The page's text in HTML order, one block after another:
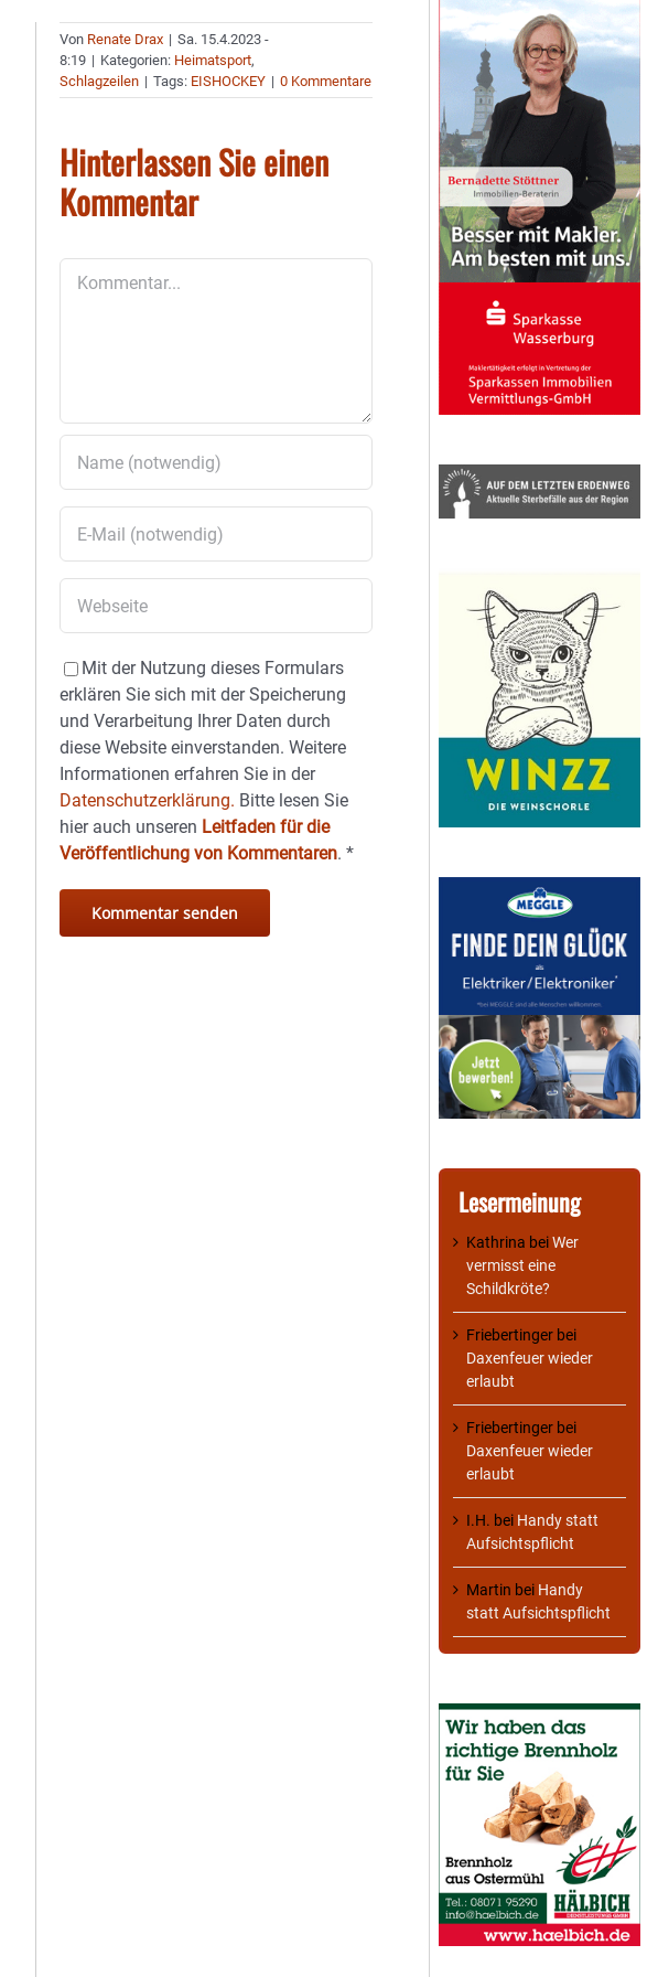
Von Renate Drax | Sa. 15.4.2023 -
8:19 | Kategorien: Heimatsport,
Schlagzeilen | Tags: EISHOCKEY | 0 Kommentare
Hinterlassen Sie einen
Kommentar
Mit der Nutzung dieses Formulars
erklären Sie sich mit der Speicherung
und Verarbeitung Ihrer Daten durch
diese Website einverstanden. Weitere
Informationen erfahren Sie in der
Datenschutzerklärung. Bitte lesen Sie
hier auch unseren Leitfaden für die
Veröffentlichung von Kommentaren.*
Lesermeinung
Kathrina beiWer
vermisst eine
Schildkröte?
Friebertinger bei
Daxenfeuer wieder
erlaubt
Friebertinger bei
Daxenfeuer wieder
erlaubt
I.H. bei Handy statt
Aufsichtspflicht
Martin bei Handy
statt Aufsichtspflicht